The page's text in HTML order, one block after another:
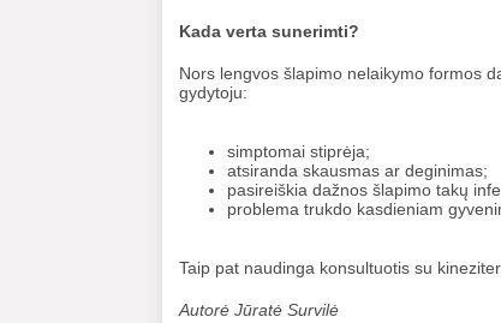
Kada verta sunerimti?
Nors lengvos šlapimo nelaikymo formos
gydytoju:
simptomai stiprėja;
atsiranda skausmas ar deginimas;
pasireiškia dažnos šlapimo takų
problema trukdo kasdieniam
Taip pat naudinga konsultuotis su
Autorė Jūratė Survilė